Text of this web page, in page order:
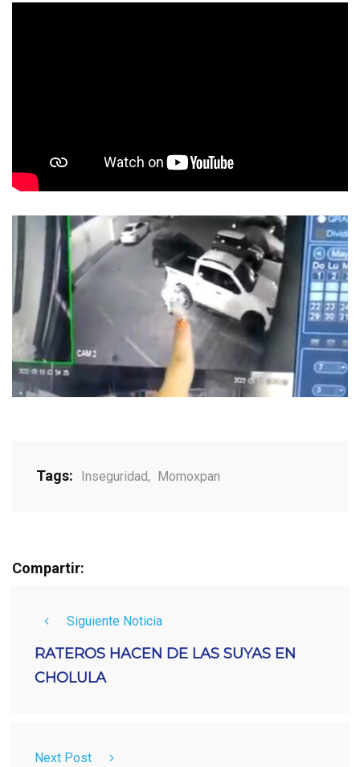
Tags: Inseguridad, Momoxpan
Compartir:
Siguiente Noticia
RATEROS HACEN DE LAS SUYAS EN
CHOLULA
Next Post